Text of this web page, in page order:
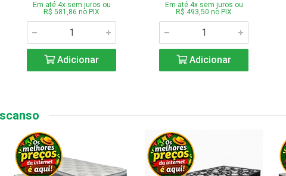
Em até 4x sem juros ou
R$ 581,86 no PIX
Adicionar
Em até 4x sem juros ou
R$ 493,50 no PIX
Adicionar